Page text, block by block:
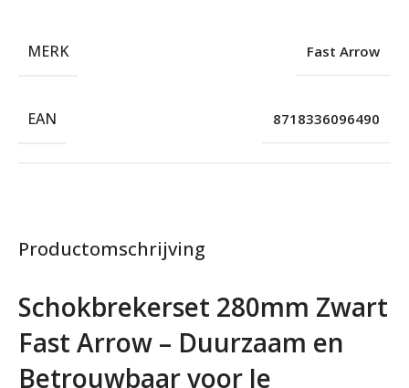
Productomschrijving
Schokbrekerset 280mm Zwart
Fast Arrow – Duurzaam en
Betrouwbaar voor Je
MERK Fast Arrow
EAN 8718336096490